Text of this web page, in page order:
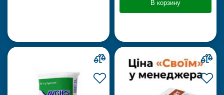
В корзину